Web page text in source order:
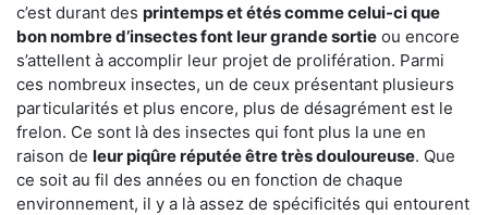
c’est durant des printemps et étés comme celui-ci que
bon nombre d’insectes font leur grande sortie ou encore
s’attellent à accomplir leur projet de prolifération. Parmi
ces nombreux insectes, un de ceux présentant plusieurs
particularités et plus encore, plus de désagrément est le
frelon. Ce sont là des insectes qui font plus la une en
raison de leur piqûre réputée être très douloureuse. Que
ce soit au fil des années ou en fonction de chaque
environnement, il y a là assez de spécificités qui entourent